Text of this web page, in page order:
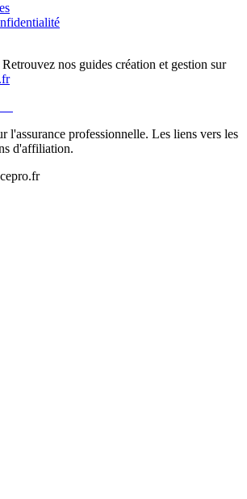
nos guides création et gestion sur
l'assurance professionnelle. Les liens vers les
d'affiliation.